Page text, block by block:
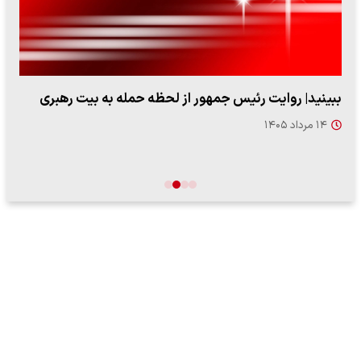
ببینید| روایت رئیس جمهور از لحظه حمله به بیت رهبری
۱۴ مرداد ۱۴۰۵